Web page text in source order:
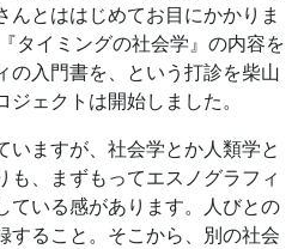
んとははじめてお目にかかりま
タイミングの社会学』の内容を
の入門書を、という打診を柴山
ェクトは開始しました。
ますが、社会学とか人類学と
も、まずもってエスノグラフィ
ている感があります。人びとの
すること。そこから、別の社会